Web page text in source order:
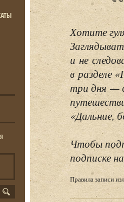
Хотите
и не
в разделе
три дня —
«Дальние,
Чтобы
подписке
Правила записи